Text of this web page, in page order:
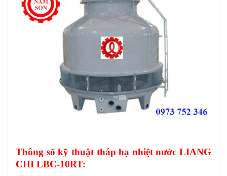
Thông số kỹ thuật tháp hạ nhiệt nước LIANG
CHI LBC-10RT: